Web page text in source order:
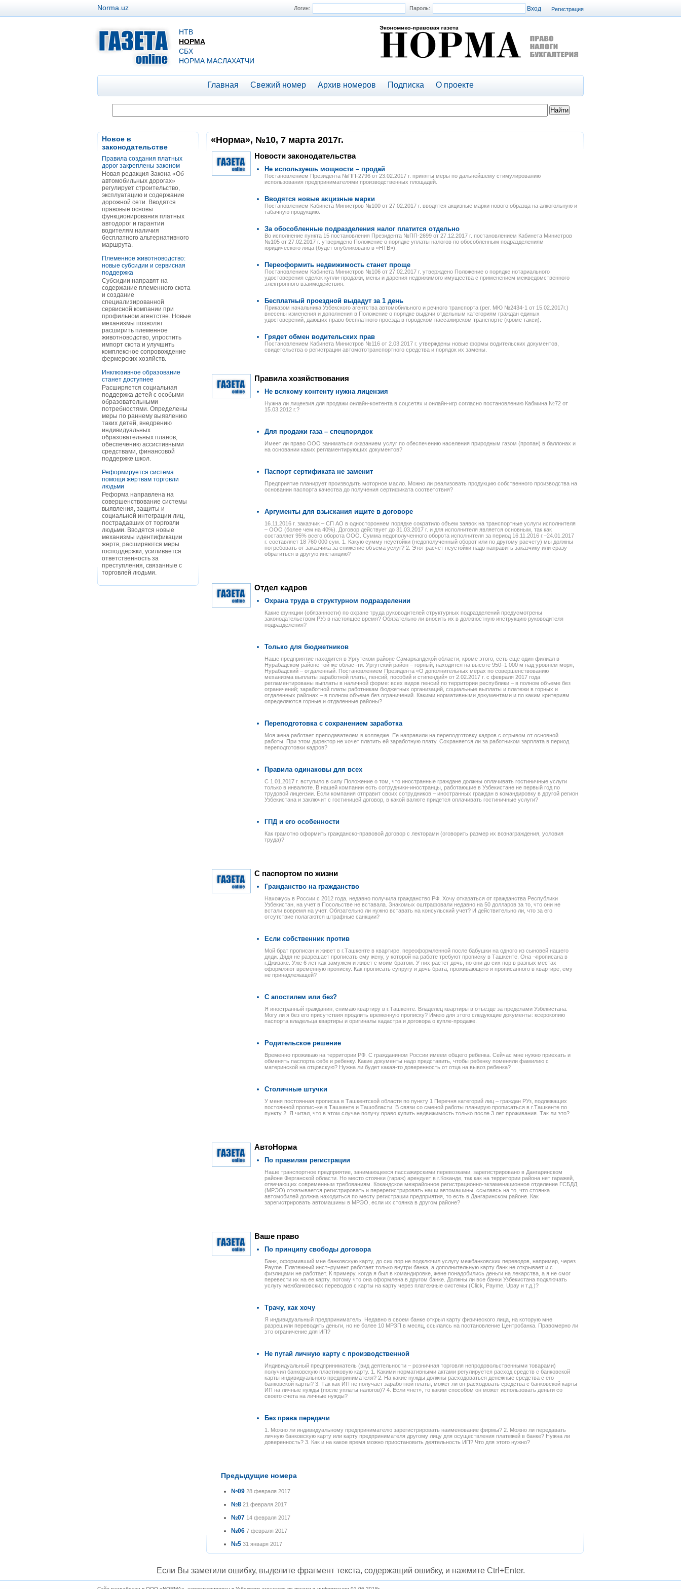
Регистрация
Логин: Пароль:
Norma.uz
НТВ
НОРМА
СБХ
НОРМА МАСЛАХАТЧИ
Главная Свежий номер Архив номеров Подписка О проекте
Новое в
законодательстве
Правила создания платных
дорог закреплены законом
Новая редакция Закона «Об
автомобильных дорогах»
регулирует строительство,
эксплуатацию и содержание
дорожной сети. Вводятся
правовые основы
функционирования платных
автодорог и гарантии
водителям наличия
бесплатного альтернативного
маршрута.
Племенное животноводство:
новые субсидии и сервисная
поддержка
Субсидии направят на
содержание племенного скота
и создание
специализированной
сервисной компании при
профильном агентстве. Новые
механизмы позволят
расширить племенное
животноводство, упростить
импорт скота и улучшить
комплексное сопровождение
фермерских хозяйств.
Инклюзивное образование
станет доступнее
Расширяется социальная
поддержка детей с особыми
образовательными
потребностями. Определены
меры по раннему выявлению
таких детей, внедрению
индивидуальных
образовательных планов,
обеспечению ассистивными
средствами, финансовой
поддержке школ.
Реформируется система
помощи жертвам торговли
людьми
Реформа направлена на
совершенствование системы
выявления, защиты и
социальной интеграции лиц,
пострадавших от торговли
людьми. Вводятся новые
механизмы идентификации
жертв, расширяются меры
господдержки, усиливается
ответственность за
преступления, связанные с
торговлей людьми.
«Норма», №10, 7 марта 2017г.
Новости законодательства
Не используешь мощности – продай
Постановлением Президента №ПП-2796 от 23.02.2017 г. приняты меры по дальнейшему стимулированию
использования предпринимателями производственных площадей.
Вводятся новые акцизные марки
Постановлением Кабинета Министров №100 от 27.02.2017 г. вводятся акцизные марки нового образца на алкогольную и
табачную продукцию.
За обособленные подразделения налог платится отдельно
Во исполнение пункта 15 постановления Президента №ПП-2699 от 27.12.2017 г. постановлением Кабинета Министров
№105 от 27.02.2017 г. утверждено Положение о порядке уплаты налогов по обособленным подразделениям
юридического лица (будет опубликовано в «НТВ»).
Переоформить недвижимость станет проще
Постановлением Кабинета Министров №106 от 27.02.2017 г. утверждено Положение о порядке нотариального
удостоверения сделок купли-продажи, мены и дарения недвижимого имущества с применением межведомственного
электронного взаимодействия.
Бесплатный проездной выдадут за 1 день
Приказом начальника Узбекского агентства автомобильного и речного транспорта (рег. МЮ №2434-1 от 15.02.2017г.)
внесены изменения и дополнения в Положение о порядке выдачи отдельным категориям граждан единых
удостоверений, дающих право бесплатного проезда в городском пассажирском транспорте (кроме такси).
Грядет обмен водительских прав
Постановлением Кабинета Министров №116 от 2.03.2017 г. утверждены новые формы водительских документов,
свидетельства о регистрации автомототранспортного средства и порядок их замены.
Правила хозяйствования
Не всякому контенту нужна лицензия
Нужна ли лицензия для продажи онлайн-контента в соцсетях и онлайн-игр согласно постановлению Кабмина №72 от
15.03.2012 г.?
Для продажи газа – спецпорядок
Имеет ли право ООО заниматься оказанием услуг по обеспечению населения природным газом (пропан) в баллонах и
на основании каких регламентирующих документов?
Паспорт сертификата не заменит
Предприятие планирует производить моторное масло. Можно ли реализовать продукцию собственного производства на
основании паспорта качества до получения сертификата соответствия?
Аргументы для взыскания ищите в договоре
16.11.2016 г. заказчик – СП АО в одностороннем порядке сократило объем заявок на транспортные услуги исполнителя
– ООО (более чем на 40%). Договор действует до 31.03.2017 г. и для исполнителя является основным, так как
составляет 95% всего оборота ООО. Сумма недополученного оборота исполнителя за период 16.11.2016 г.–24.01.2017
г. составляет 18 760 000 сум. 1. Какую сумму неустойки (недополученный оборот или по другому расчету) мы должны
потребовать от заказчика за снижение объема услуг? 2. Этот расчет неустойки надо направить заказчику или сразу
обратиться в другую инстанцию?
Отдел кадров
Охрана труда в структурном подразделении
Какие функции (обязанности) по охране труда руководителей структурных подразделений предусмотрены
законодательством РУз в настоящее время? Обязательно ли вносить их в должностную инструкцию руководителя
подразделения?
Только для бюджетников
Наше предприятие находится в Ургутском районе Самаркандской области, кроме этого, есть еще один филиал в
Нурабадском районе той же облас¬ти. Ургутский район – горный, находится на высоте 950–1 000 м над уровнем моря,
Нурабадский – отдаленный. Постановлением Президента «О дополнительных мерах по совершенствованию
механизма выплаты заработной платы, пенсий, пособий и стипендий» от 2.02.2017 г. с февраля 2017 года
регламентированы выплаты в наличной форме: всех видов пенсий по территории республики – в полном объеме без
ограничений; заработной платы работникам бюджетных организаций, социальные выплаты и платежи в горных и
отдаленных районах – в полном объеме без ограничений. Какими нормативными документами и по каким критериям
определяются горные и отдаленные районы?
Переподготовка с сохранением заработка
Моя жена работает преподавателем в колледже. Ее направили на переподготовку кадров с отрывом от основной
работы. При этом директор не хочет платить ей заработную плату. Сохраняется ли за работником зарплата в период
переподготовки кадров?
Правила одинаковы для всех
C 1.01.2017 г. вступило в силу Положение о том, что иностранные граждане должны оплачивать гостиничные услуги
только в инвалюте. В нашей компании есть сотрудники-иностранцы, работающие в Узбекистане не первый год по
трудовой лицензии. Если компания отправит своих сотрудников – иностранных граждан в командировку в другой регион
Узбекистана и заключит с гостиницей договор, в какой валюте придется оплачивать гостиничные услуги?
ГПД и его особенности
Как грамотно оформить гражданско-правовой договор с лекторами (оговорить размер их вознаграждения, условия
труда)?
С паспортом по жизни
Гражданство на гражданство
Нахожусь в России с 2012 года, недавно получила гражданство РФ. Хочу отказаться от гражданства Республики
Узбекистан, на учет в Посольстве не вставала. Знакомых оштрафовали недавно на 50 долларов за то, что они не
встали вовремя на учет. Обязательно ли нужно вставать на консульский учет? И действительно ли, что за его
отсутствие полагаются штрафные санкции?
Если собственник против
Мой брат прописан и живет в г.Ташкенте в квартире, переоформленной после бабушки на одного из сыновей нашего
дяди. Дядя не разрешает прописать ему жену, у которой на работе требуют прописку в Ташкенте. Она ¬прописана в
г.Джизаке. Уже 6 лет как замужем и живет с моим братом. У них растет дочь, но они до сих пор в разных местах
оформляют временную прописку. Как прописать супругу и дочь брата, проживающего и прописанного в квартире, ему
не принадлежащей?
С апостилем или без?
Я иностранный гражданин, снимаю квартиру в г.Ташкенте. Владелец квартиры в отъезде за пределами Узбекистана.
Могу ли я без его присутствия продлить временную прописку? Имею для этого следующие документы: ксерокопию
паспорта владельца квартиры и оригиналы кадастра и договора о купле-продаже.
Родительское решение
Временно проживаю на территории РФ. С гражданином России имеем общего ребенка. Сейчас мне нужно приехать и
обменять паспорта себе и ребенку. Какие документы надо представить, чтобы ребенку поменяли фамилию с
материнской на отцовскую? Нужна ли будет какая-то доверенность от отца на вывоз ребенка?
Столичные штучки
У меня постоянная прописка в Ташкентской области по пункту 1 Перечня категорий лиц – граждан РУз, подлежащих
постоянной пропис¬ке в Ташкенте и Ташобласти. В связи со сменой работы планирую прописаться в г.Ташкенте по
пункту 2. Я читал, что в этом случае получу право купить недвижимость только после 3 лет проживания. Так ли это?
АвтоНорма
По правилам регистрации
Наше транспортное предприятие, занимающееся пассажирскими перевозками, зарегистрировано в Дангаринском
районе Ферганской области. Но место стоянки (гараж) арендует в г.Коканде, так как на территории района нет гаражей,
отвечающих современным требованиям. Кокандское межрайонное регистрационно-экзаменационное отделение ГСБДД
(МРЭО) отказывается регистрировать и перерегистрировать наши автомашины, ссылаясь на то, что стоянка
автомобилей должна находиться по месту регистрации предприятия, то есть в Дангаринском районе. Как
зарегистрировать автомашины в МРЭО, если их стоянка в другом районе?
Ваше право
По принципу свободы договора
Банк, оформивший мне банковскую карту, до сих пор не подключил услугу межбанковских переводов, например, через
Payme. Платежный инст¬румент работает только внутри банка, а дополнительную карту банк не открывает и с
физлицами не работает. К примеру, когда я был в командировке, жене понадобились деньги на лекарства, а я не смог
перевести их на ее карту, потому что она оформлена в другом банке. Должны ли все банки Узбекистана подключать
услугу межбанковских переводов с карты на карту через платежные системы (Click, Payme, Upay и т.д.)?
Трачу, как хочу
Я индивидуальный предприниматель. Недавно в своем банке открыл карту физического лица, на которую мне
разрешили переводить деньги, но не более 10 МРЗП в месяц, ссылаясь на постановление Центробанка. Правомерно ли
это ограничение для ИП?
Не путай личную карту с производственной
Индивидуальный предприниматель (вид деятельности – розничная торговля непродовольственными товарами)
получил банковскую пластиковую карту. 1. Какими нормативными актами регулируется расход средств с банковской
карты индивидуального предпринимателя? 2. На какие нужды должны расходоваться денежные средства с его
банковской карты? 3. Так как ИП не получает заработной платы, может ли он расходовать средства с банковской карты
ИП на личные нужды (после уплаты налогов)? 4. Если «нет», то каким способом он может использовать деньги со
своего счета на личные нужды?
Без права передачи
1. Можно ли индивидуальному предпринимателю зарегистрировать наименование фирмы? 2. Можно ли передавать
личную банковскую карту или карту предпринимателя другому лицу для осуществления платежей в банке? Нужна ли
доверенность? 3. Как и на какое время можно приостановить деятельность ИП? Что для этого нужно?
Предыдущие номера
№09 28 февраля 2017
№8 21 февраля 2017
№07 14 февраля 2017
№06 7 февраля 2017
№5 31 января 2017
Если Вы заметили ошибку, выделите фрагмент текста, содержащий ошибку, и нажмите Ctrl+Enter.